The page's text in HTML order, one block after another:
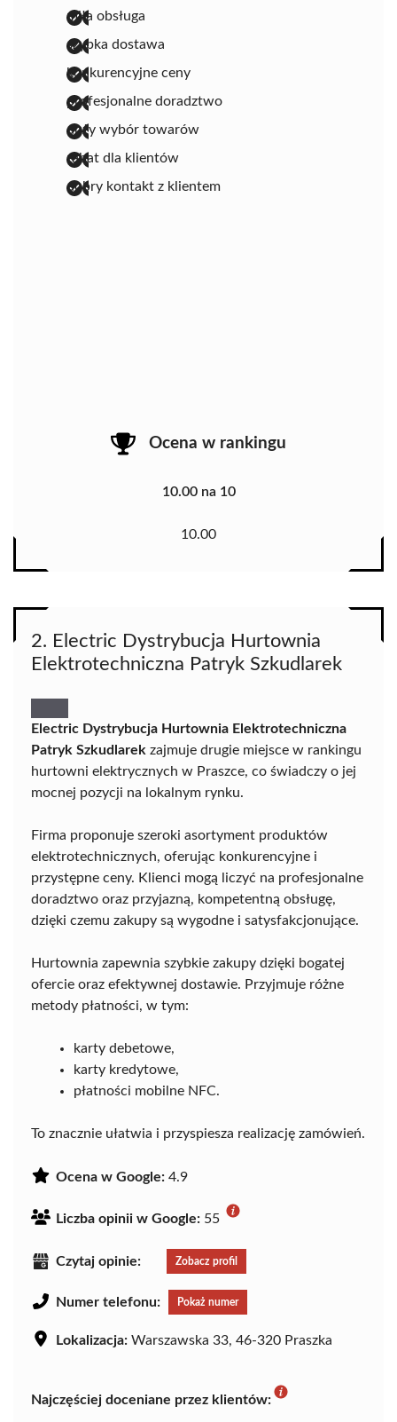
miła obsługa
szybka dostawa
konkurencyjne ceny
profesjonalne doradztwo
duży wybór towarów
rabat dla klientów
dobry kontakt z klientem
Ocena w rankingu
10.00 na 10
10.00
2. Electric Dystrybucja Hurtownia
Elektrotechniczna Patryk Szkudlarek
Electric Dystrybucja Hurtownia Elektrotechniczna
Patryk Szkudlarek zajmuje drugie miejsce w rankingu
hurtowni elektrycznych w Praszce, co świadczy o jej
mocnej pozycji na lokalnym rynku.
Firma proponuje szeroki asortyment produktów
elektrotechnicznych, oferując konkurencyjne i
przystępne ceny. Klienci mogą liczyć na profesjonalne
doradztwo oraz przyjazną, kompetentną obsługę,
dzięki czemu zakupy są wygodne i satysfakcjonujące.
Hurtownia zapewnia szybkie zakupy dzięki bogatej
ofercie oraz efektywnej dostawie. Przyjmuje różne
metody płatności, w tym:
karty debetowe,
karty kredytowe,
płatności mobilne NFC.
To znacznie ułatwia i przyspiesza realizację zamówień.
Ocena w Google: 4.9
Liczba opinii w Google: 55
Czytaj opinie: Zobacz profil
Numer telefonu: Pokaż numer
Lokalizacja: Warszawska 33, 46-320 Praszka
Najczęściej doceniane przez klientów: